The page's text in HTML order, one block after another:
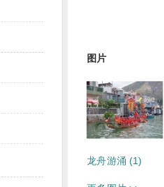
图片
龙舟游涌 (1)